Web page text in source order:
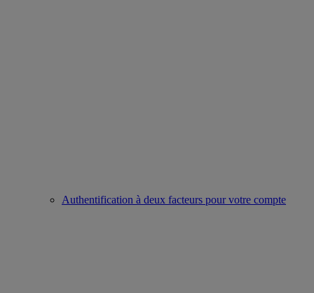
Authentification à deux facteurs pour votre compte